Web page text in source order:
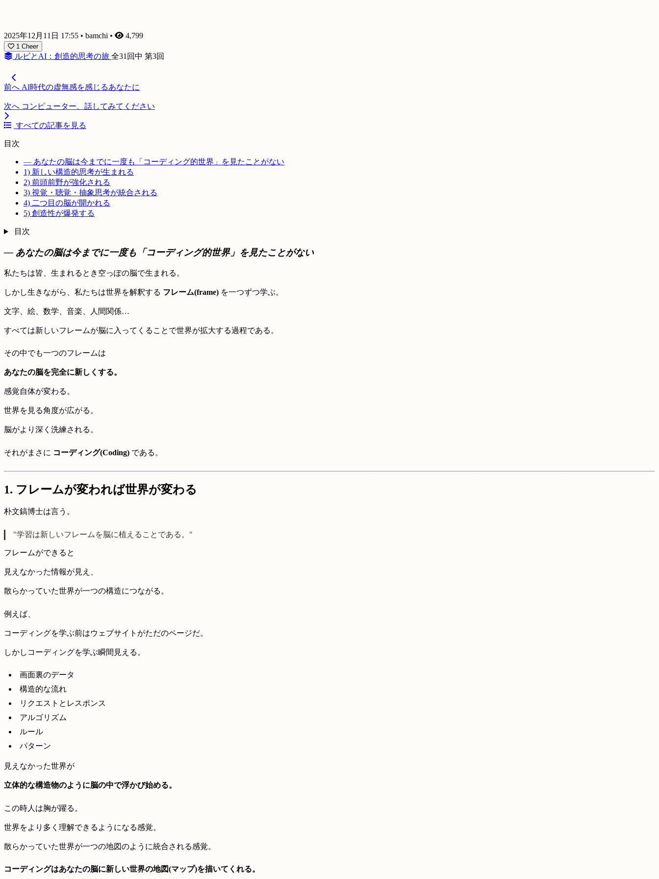
2025年12月11日 17:55 • bamchi • 4,799
1 Cheer
ルビとAI：創造的思考の旅 全31回中 第3回
前へ AI時代の虚無感を感じるあなたに
次へ コンピューター、話してみてください
すべての記事を見る
目次
— あなたの脳は今までに一度も「コーディング的世界」を見たことがない
1) 新しい構造的思考が生まれる
2) 前頭前野が強化される
3) 視覚・聴覚・抽象思考が統合される
4) 二つ目の脳が開かれる
5) 創造性が爆発する
目次
— あなたの脳は今までに一度も「コーディング的世界」を見たことがない
私たちは皆、生まれるとき空っぽの脳で生まれる。
しかし生きながら、私たちは世界を解釈する フレーム(frame) を一つずつ学ぶ。
文字、絵、数学、音楽、人間関係…
すべては新しいフレームが脳に入ってくることで世界が拡大する過程である。
その中でも一つのフレームは
あなたの脳を完全に新しくする。
感覚自体が変わる。
世界を見る角度が広がる。
脳がより深く洗練される。
それがまさに コーディング(Coding) である。
1. フレームが変われば世界が変わる
朴文鎬博士は言う。
"学習は新しいフレームを脳に植えることである。"
フレームができると
見えなかった情報が見え、
散らかっていた世界が一つの構造につながる。
例えば、
コーディングを学ぶ前はウェブサイトがただのページだ。
しかしコーディングを学ぶ瞬間見える。
画面裏のデータ
構造的な流れ
リクエストとレスポンス
アルゴリズム
ルール
パターン
見えなかった世界が
立体的な構造物のように脳の中で浮かび始める。
この時人は胸が躍る。
世界をより多く理解できるようになる感覚。
散らかっていた世界が一つの地図のように統合される感覚。
コーディングはあなたの脳に新しい世界の地図(マップ)を描いてくれる。